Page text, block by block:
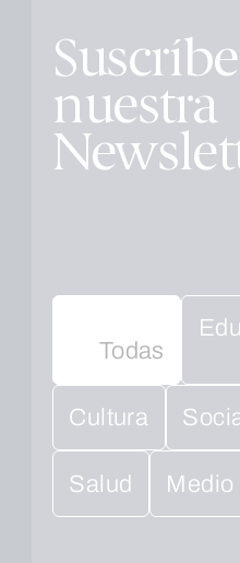
nuestra
Todas
Cultura
Salud Medio